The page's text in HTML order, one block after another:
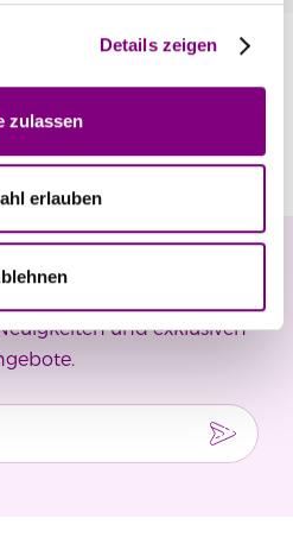
Details zeigen
zulassen
erlauben
und exklusiven